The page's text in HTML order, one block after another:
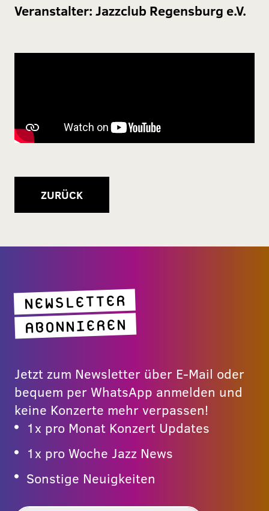
Veranstalter: Jazzclub Regensburg e.V.
ZURÜCK
NEWSLETTER
ABONNIEREN
Jetzt zum Newsletter über E-Mail oder
bequem per WhatsApp anmelden und
keine Konzerte mehr verpassen!
1x pro Monat Konzert Updates
1x pro Woche Jazz News
Sonstige Neuigkeiten